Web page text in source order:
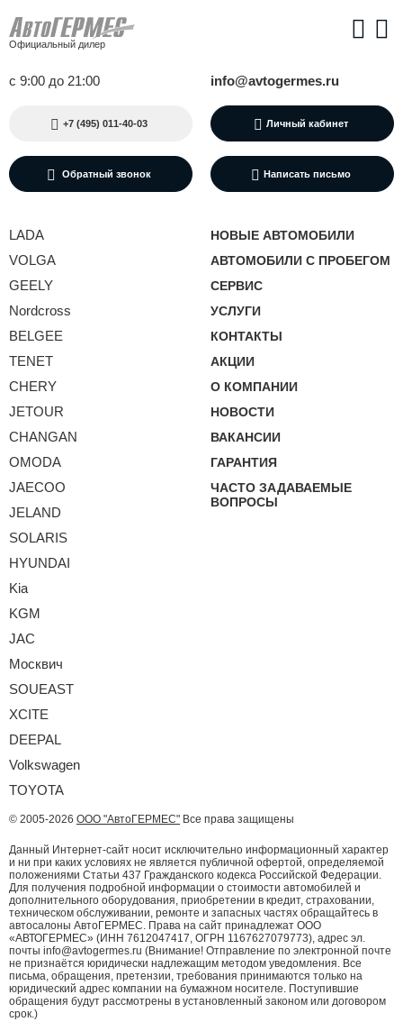
Официальный дилер
с 9:00 до 21:00 info@avtogermes.ru
+7 (495) 011-40-03 Личный кабинет
Обратный звонок Написать письмо
LADA
VOLGA
GEELY
Nordcross
BELGEE
TENET
CHERY
JETOUR
CHANGAN
OMODA
JAECOO
JELAND
SOLARIS
HYUNDAI
Kia
KGM
JAC
Москвич
SOUEAST
XCITE
DEEPAL
Volkswagen
TOYOTA
НОВЫЕ АВТОМОБИЛИ
АВТОМОБИЛИ С ПРОБЕГОМ
СЕРВИС
УСЛУГИ
КОНТАКТЫ
АКЦИИ
О КОМПАНИИ
НОВОСТИ
ВАКАНСИИ
ГАРАНТИЯ
ЧАСТО ЗАДАВАЕМЫЕ
ВОПРОСЫ
© 2005-2026 ООО "АвтоГЕРМЕС" Все права защищены
Данный Интернет-сайт носит исключительно информационный характер
и ни при каких условиях не является публичной офертой, определяемой
положениями Статьи 437 Гражданского кодекса Российской Федерации.
Для получения подробной информации о стоимости автомобилей и
дополнительного оборудования, приобретении в кредит, страховании,
техническом обслуживании, ремонте и запасных частях обращайтесь в
автосалоны АвтоГЕРМЕС. Права на сайт принадлежат ООО
«АВТОГЕРМЕС» (ИНН 7612047417, ОГРН 1167627079773), адрес эл.
почты info@avtogermes.ru (Внимание! Отправление по электронной почте
не признаётся юридически надлежащим методом уведомления. Все
письма, обращения, претензии, требования принимаются только на
юридический адрес компании на бумажном носителе. Поступившие
обращения будут рассмотрены в установленный законом или договором
срок.)